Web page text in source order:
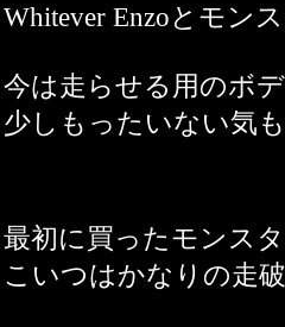
Whitever Enzoとモン
今は走らせる用のボ
少しもったいない気
最初に買ったモンスタ
こいつはかなりの走